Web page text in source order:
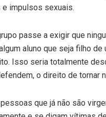
impulsos sexuais.
passe a exigir que
aluno que seja filho
Isso seria totalmente
o direito de tornar
que já não são